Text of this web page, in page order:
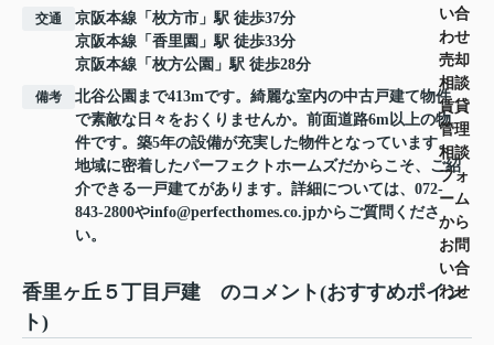
い合
わせ
売却
相談
賃貸
管理
相談
フォ
ーム
から
お問
い合
わせ
交通 京阪本線 「 枚方市 」駅 徒歩37分
京阪本線 「 香里園 」駅 徒歩33分
京阪本線 「 枚方公園 」駅 徒歩28分
備考
北谷公園まで413mです。綺麗な室内の中古戸建て物件
で素敵な日々をおくりませんか。前面道路6m以上の物
件です。築5年の設備が充実した物件となっています。
地域に密着したパーフェクトホームズだからこそ、ご紹
介できる一戸建てがあります。詳細については、072-
843-2800やinfo@perfecthomes.co.jpからご質問くださ
い。
香里ヶ丘５丁目戸建 のコメント(おすすめポイン
ト)